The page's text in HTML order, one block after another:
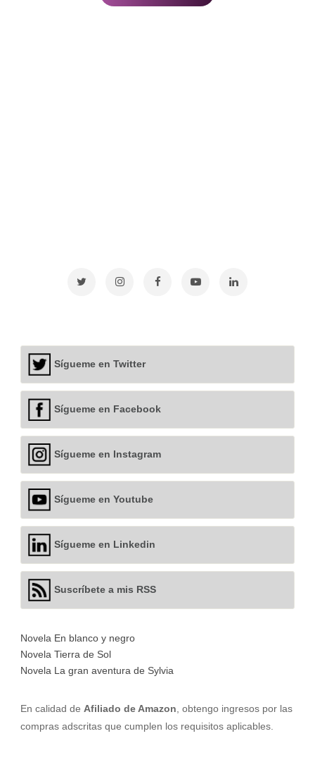
Sígueme en Twitter
Sígueme en Facebook
Sígueme en Instagram
Sígueme en Youtube
Sígueme en Linkedin
Suscríbete a mis RSS
Novela En blanco y negro
Novela Tierra de Sol
Novela La gran aventura de Sylvia
En calidad de Afiliado de Amazon , obtengo ingresos por las
compras adscritas que cumplen los requisitos aplicables.